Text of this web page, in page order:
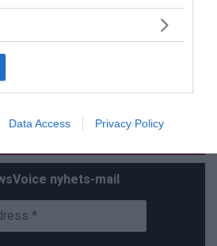
usage behaviour. You may click to
specified purposes in below Google
Data Access Privacy Policy
parti
nyhets-mail